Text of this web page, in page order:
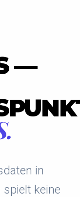
—
in
spielt keine